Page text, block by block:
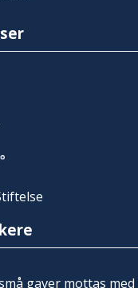
gaver mottas med